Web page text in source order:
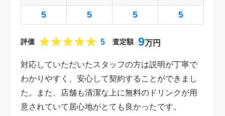
5 5 5 5
評価 5 査定額 9万円
対応していただいたスタッフの方は説明が丁寧で
わかりやすく、安心して契約することができまし
た。また、店舗も清潔な上に無料のドリンクが用
意されていて居心地がとても良かったです。